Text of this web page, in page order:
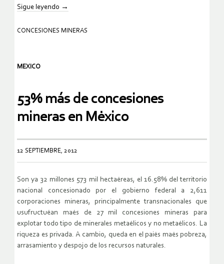
Sigue leyendo →
CONCESIONES MINERAS
MEXICO
53% más de concesiones
mineras en Mėxico
12 SEPTIEMBRE, 2012
Son ya 32 millones 573 mil hectaėreas, el 16.58% del territorio
nacional concesionado por el gobierno federal a 2,611
corporaciones mineras, principalmente transnacionales que
usufructuėan maės de 27 mil concesiones mineras para
explotar todo tipo de minerales metaėlicos y no metaėlicos. La
riqueza es privada. A cambio, queda en el paiės maės pobreza,
arrasamiento y despojo de los recursos naturales.